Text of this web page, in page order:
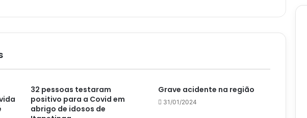
32 pessoas testaram
positivo para a Covid em
abrigo de idosos de
Grave acidente na região
31/01/2024